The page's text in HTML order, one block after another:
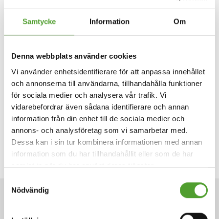
Samtycke Information Om
Denna webbplats använder cookies
Vi använder enhetsidentifierare för att anpassa innehållet
och annonserna till användarna, tillhandahålla funktioner
för sociala medier och analysera vår trafik. Vi
vidarebefordrar även sådana identifierare och annan
information från din enhet till de sociala medier och
annons- och analysföretag som vi samarbetar med.
Dessa kan i sin tur kombinera informationen med annan
information som du har tillhandahållit eller som de har
samlat in när du har använt deras tjänster.
Nödvändig
hela världen levereras till våra kunder direkt från lokala
lager. Algol Chemicals tillhandahåller tjänster till över 3 000
industriföretag i hela Norden och Baltikum, Ukraina och
Buratec i korthet
Buratec Oy är ett försäljningsbolag som är inriktat på
färgämnen, additiver, compounds och råmaterial för plast.
Företaget grundades 1991. Kärnan i verksamheten är
tillförlitlighet, snabbhet, flexibilitet och precision.